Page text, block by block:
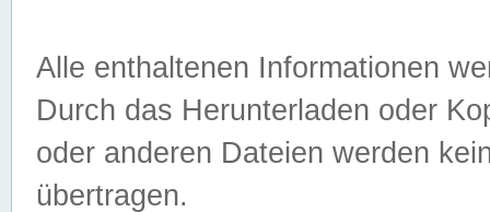
Alle enthaltenen Informationen
Durch das Herunterladen oder
oder anderen Dateien werden
übertragen.